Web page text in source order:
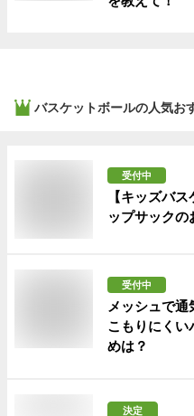
バスケットボールの人気お
受付中
【キッズバ
ップサックの
受付中
メッシュで
こもりにくい
めは？
決定